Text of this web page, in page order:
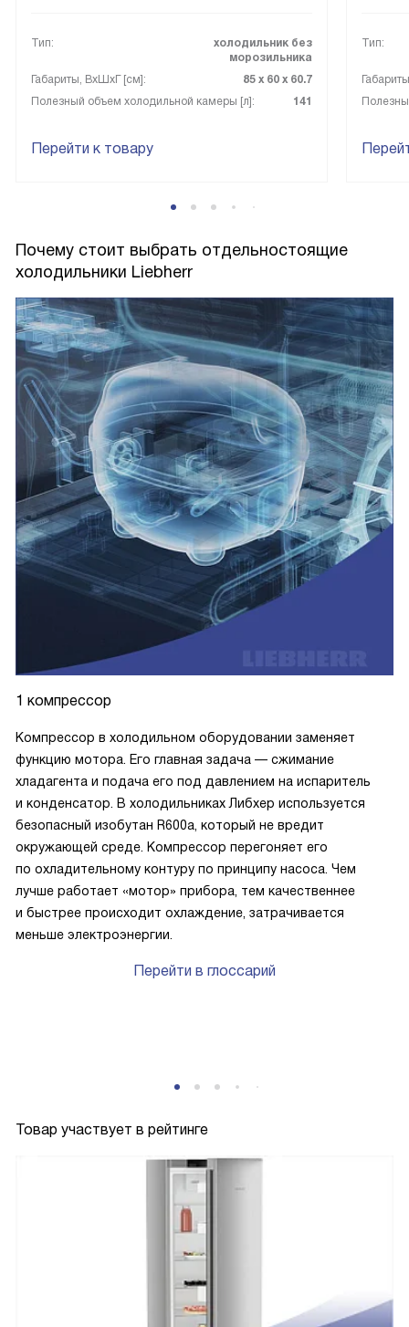
Тип:
холодильник без
морозильника
Габариты, ВxШxГ [см]:
85 х 60 х 60.7
Полезный объем холодильной камеры [л]:
141
Перейти к товару
Тип:
Почему стоит выбрать отдельностоящие
холодильники Liebherr
1 компрессор
Компрессор в холодильном оборудовании заменяет
функцию мотора. Его главная задача — сжимание
хладагента и подача его под давлением на испаритель
и конденсатор. В холодильниках Либхер используется
безопасный изобутан R600a, который не вредит
окружающей среде. Компрессор перегоняет его
по охладительному контуру по принципу насоса. Чем
лучше работает «мотор» прибора, тем качественнее
и быстрее происходит охлаждение, затрачивается
меньше электроэнергии.
Перейти в глоссарий
Товар участвует в рейтинге